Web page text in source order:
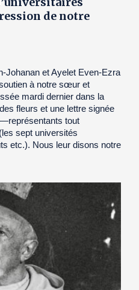
de notre
Johanan et Ayelet Even-Ezra
à notre sœur et
mardi dernier dans la
fleurs et une lettre signée
tout
sept universités
etc.). Nous leur disons notre